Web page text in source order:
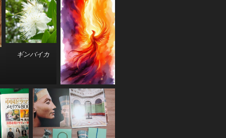
ギンバイカ